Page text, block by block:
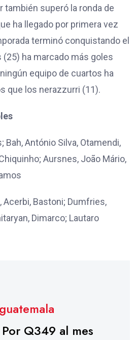
también superó la ronda de
ha llegado por primera vez
terminó conquistando el
ha marcado más goles
equipo de cuartos ha
que los nerazzurri (11).
Bah, António Silva, Otamendi,
Aursnes, João Mário,
Acerbi, Bastoni; Dumfries,
Dimarco; Lautaro
Q349 al mes